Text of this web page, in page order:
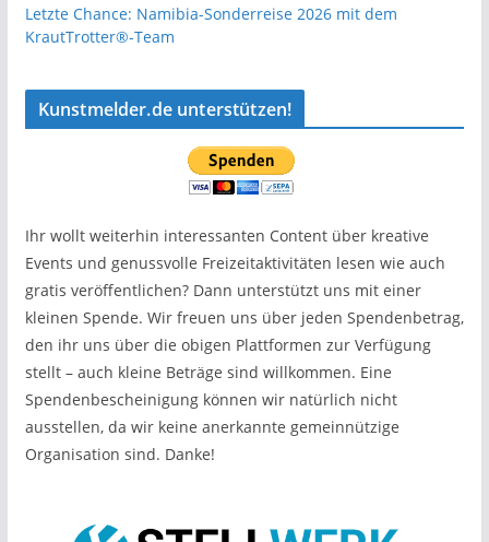
Letzte Chance: Namibia-Sonderreise 2026 mit dem
KrautTrotter®-Team
Kunstmelder.de unterstützen!
Ihr wollt weiterhin interessanten Content über kreative
Events und genussvolle Freizeitaktivitäten lesen wie auch
gratis veröffentlichen? Dann unterstützt uns mit einer
kleinen Spende. Wir freuen uns über jeden Spendenbetrag,
den ihr uns über die obigen Plattformen zur Verfügung
stellt – auch kleine Beträge sind willkommen. Eine
Spendenbescheinigung können wir natürlich nicht
ausstellen, da wir keine anerkannte gemeinnützige
Organisation sind. Danke!